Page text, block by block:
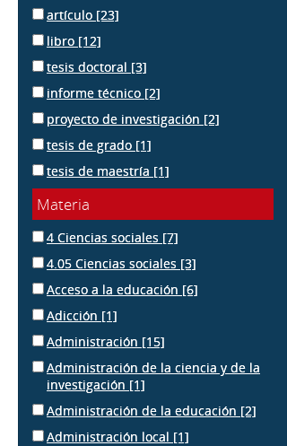
artículo [23]
libro [12]
tesis doctoral [3]
informe técnico [2]
proyecto de investigación [2]
tesis de grado [1]
tesis de maestría [1]
Materia
4 Ciencias sociales [7]
4.05 Ciencias sociales [3]
Acceso a la educación [6]
Adicción [1]
Administración [15]
Administración de la ciencia y de la
investigación [1]
Administración de la educación [2]
Administración local [1]